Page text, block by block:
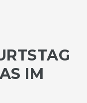
IM Z